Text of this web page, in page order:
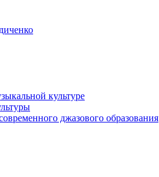
культуре
джазового образования